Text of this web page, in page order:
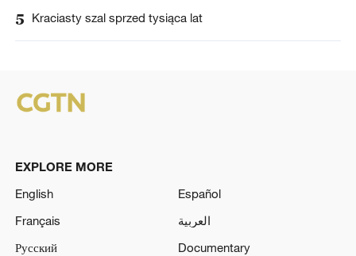
5 Kraciasty szal sprzed tysiąca lat
EXPLORE MORE
English
Español
Français
العربية
Русский
Documentary